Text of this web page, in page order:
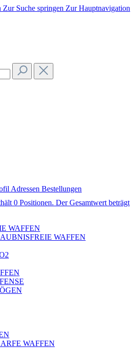
Zur Suche springen Zur Hauptnavigation
Adressen Bestellungen
0 Positionen. Der Gesamtwert beträgt
WAFFEN
WAFFEN
WAFFEN